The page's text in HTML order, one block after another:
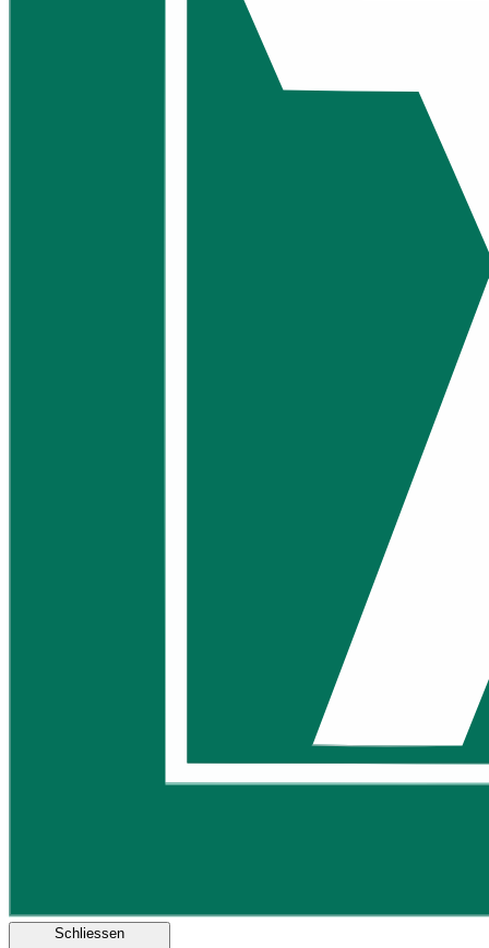
Schliessen